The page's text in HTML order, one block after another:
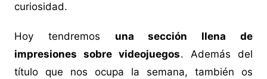
curiosidad.
Hoy tendremos una sección llena de
impresiones sobre videojuegos. Además del
título que nos ocupa la semana, también os